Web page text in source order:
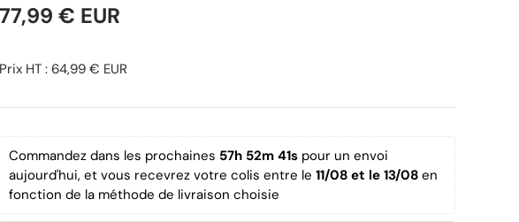
77,99 € EUR
Prix HT : 64,99 € EUR
Commandez dans les prochaines 57h 52m 41s pour un envoi
aujourd'hui, et vous recevrez votre colis entre le 11/08 et le 13/08 en
fonction de la méthode de livraison choisie